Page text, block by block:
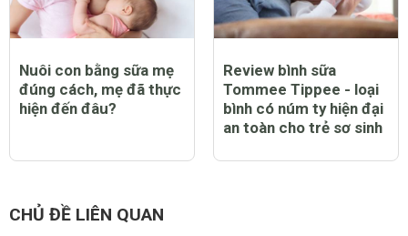
Nuôi con bằng sữa mẹ
đúng cách, mẹ đã thực
hiện đến đâu?
Review bình sữa
Tommee Tippee - loại
bình có núm ty hiện đại
an toàn cho trẻ sơ sinh
CHỦ ĐỀ LIÊN QUAN